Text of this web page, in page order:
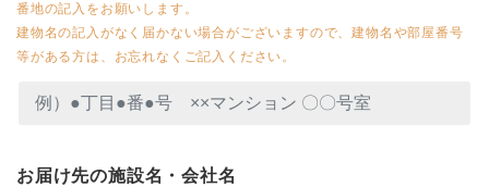
番地の記入をお願いします。
建物名の記入がなく届かない場合がございますので、建物名や部屋番号
等がある方は、お忘れなくご記入ください。
お届け先の施設名・会社名